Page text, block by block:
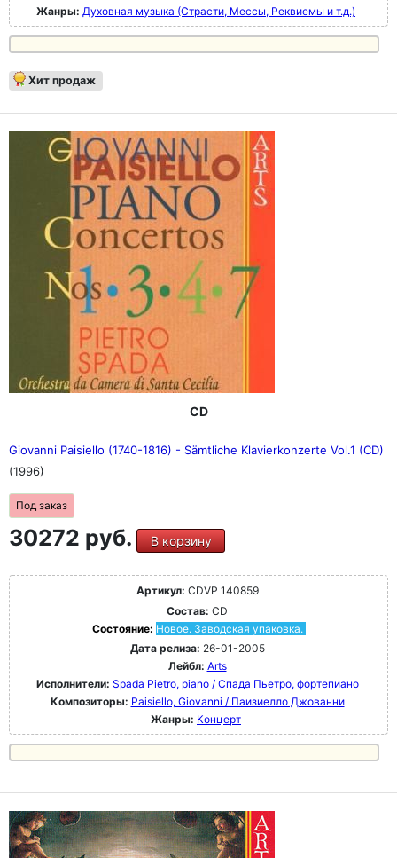
Жанры: Духовная музыка (Страсти, Мессы, Реквиемы и т.д.)
Хит продаж
CD
Giovanni Paisiello (1740-1816) - Sämtliche Klavierkonzerte Vol.1 (CD)
(1996)
Под заказ
30272 руб. В корзину
Артикул: CDVP 140859
Состав: CD
Состояние: Новое. Заводская упаковка.
Дата релиза: 26-01-2005
Лейбл: Arts
Исполнители: Spada Pietro, piano / Спада Пьетро, фортепиано
Композиторы: Paisiello, Giovanni / Паизиелло Джованни
Жанры: Концерт